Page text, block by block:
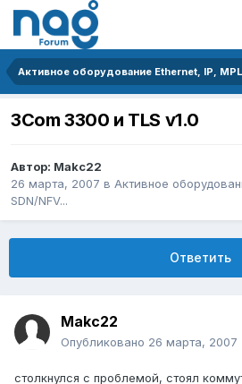
3Com 3300 и TLS v1.0
Автор: Makc22
26 марта, 2007 в Активное
SDN/NFV...
Ответить
Makc22
Опубликовано 26 марта, 2007
столкнулся с проблемой, стоял